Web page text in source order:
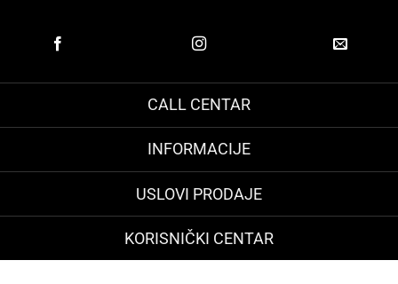
CALL CENTAR
INFORMACIJE
USLOVI PRODAJE
KORISNIČKI CENTAR